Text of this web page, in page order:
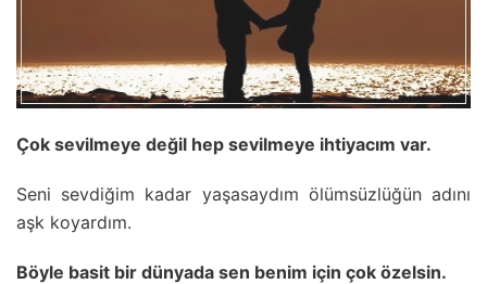
Çok sevilmeye değil hep sevilmeye ihtiyacım var.
Seni sevdiğim kadar yaşasaydım ölümsüzlüğün adını
aşk koyardım.
Böyle basit bir dünyada sen benim için çok özelsin.